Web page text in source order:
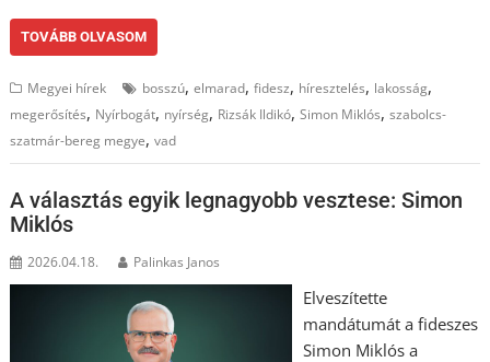
TOVÁBB OLVASOM
Megyei hírek bosszú,elmarad,fidesz, híresztelés, lakosság,
megerősítés, Nyírbogát, nyírség, Rizsák Ildikó,Simon Miklós,szabolcs-
szatmár-bereg megye,vad
A választás egyik legnagyobb vesztese: Simon
Miklós
2026.04.18. Palinkas Janos
Elveszítette
mandátumát a fideszes
Simon Miklós a